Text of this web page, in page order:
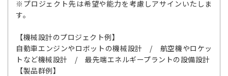
※プロジェクト先は希望や能力を考慮しアサインいたしま
す。
【機械設計のプロジェクト例】
自動車エンジンやロボットの機械設計 / 航空機やロケッ
トなど機械設計 / 最先端エネルギープラントの設備設計
【製品群例】